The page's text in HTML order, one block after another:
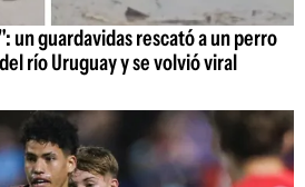
un guardavidas rescató a un perro
río Uruguay y se volvió viral